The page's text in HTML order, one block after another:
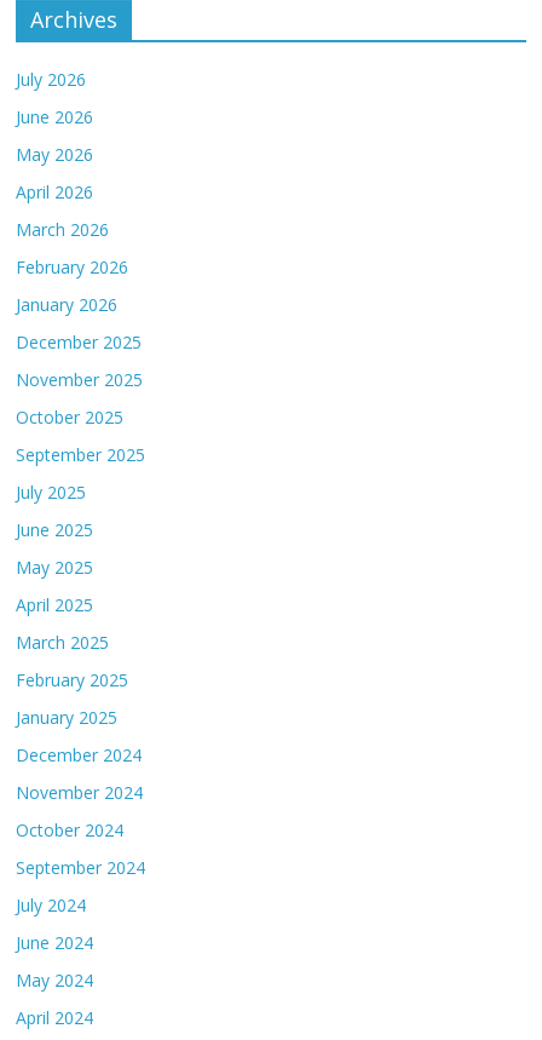
Archives
July 2026
June 2026
May 2026
April 2026
March 2026
February 2026
January 2026
December 2025
November 2025
October 2025
September 2025
July 2025
June 2025
May 2025
April 2025
March 2025
February 2025
January 2025
December 2024
November 2024
October 2024
September 2024
July 2024
June 2024
May 2024
April 2024